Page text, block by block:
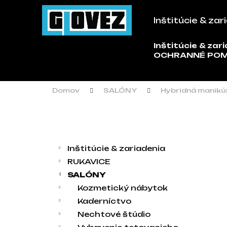
Prejsť na obsah
Inštitúcie &
Inštitúcie &
OCHRANNÉ
Domov SALÓNY Hybridná
Inštitúcie & zariadenia
RUKAVICE
SALÓNY
Kozmetický nábytok
Kaderníctvo
Nechtové štúdio
Späť
Späť